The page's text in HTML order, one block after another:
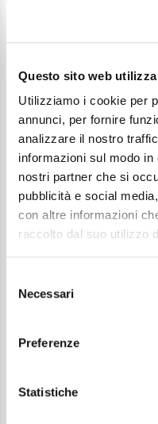
Questo sito web
Utilizziamo i cookie per
annunci, per fornire
analizzare il nostro
informazioni sul modo
nostri partner che si
pubblicità e social
con altre informazioni
raccolto dal suo utilizzo
delNecessari
Preferenze
Statistiche
Il tuo viaggio